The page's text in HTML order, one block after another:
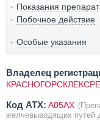
Показания
Побочное действие
Особые указания
Владелец
Код ATX: A05AX
желчевыводящих путей